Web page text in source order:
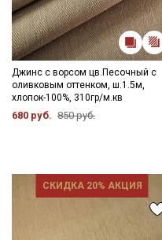
Джинс с ворсом цв.Песочный с
оливковым оттенком, ш.1.5м,
хлопок-100%, 310гр/м.кв
680 руб. 850 руб.
СКИДКА 20% АКЦИЯ